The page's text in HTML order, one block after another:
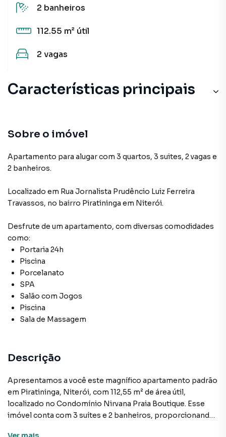
2 banheiros
112.55 m² útil
2 vagas
Características principais
Portaria 24h
Quadra do Mar
Piscina
Sobre o imóvel
Apartamento para alugar com 3 quartos, 3 suites, 2 vagas e
2 banheiros.
Localizado em Rua Jornalista Prudêncio Luiz Ferreira
Travassos, no bairro Piratininga em Niterói.
Desfrute de um apartamento, com diversas comodidades
como:
Portaria 24h
Piscina
Porcelanato
SPA
Salão com Jogos
Piscina
Sala de Massagem
Descrição
Apresentamos a você este magnífico apartamento padrão
em Piratininga, Niterói, com 112,55 m² de área útil,
localizado no Condomínio Nirvana Praia Boutique. Esse
imóvel conta com 3 suítes e 2 banheiros, proporcionando